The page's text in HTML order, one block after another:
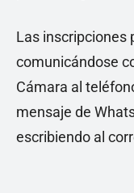
Las inscripciones
comunicándose
Cámara al
mensaje de
escribiendo al